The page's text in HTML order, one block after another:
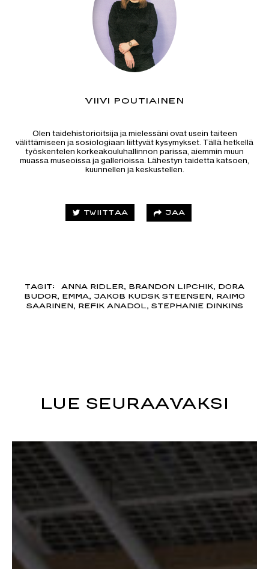
VIIVI POUTIAINEN
Olen taidehistorioitsija ja mielessäni ovat usein taiteen
välittämiseen ja sosiologiaan liittyvät kysymykset. Tällä hetkellä
työskentelen korkeakouluhallinnon parissa, aiemmin muun
muassa museoissa ja gallerioissa. Lähestyn taidetta katsoen,
kuunnellen ja keskustellen.
TWIITTAA JAA
TAGIT: ANNA RIDLER BRANDON LIPCHIK
DORA
BUDOR
EMMA JAKOB KUDSK STEENSEN
RAIMO
SAARINEN, REFIK ANADOL STEPHANIE DINKINS
LUE SEURAAVAKSI